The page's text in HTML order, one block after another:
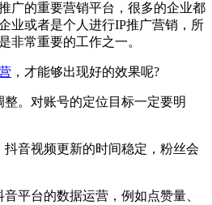
的重要营销平台，很多的企业都
业或者是个人进行IP推广营销，所
非常重要的工作之一。
，才能够出现好的效果呢?
。对账号的定位目标一定要明
音视频更新的时间稳定，粉丝会
台的数据运营，例如点赞量、